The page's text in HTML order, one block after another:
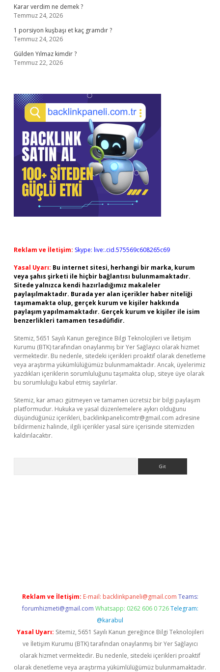
Karar verdim ne demek ?
Temmuz 24, 2026
1 porsiyon kuşbaşı et kaç gramdır ?
Temmuz 24, 2026
Gülden Yılmaz kimdir ?
Temmuz 22, 2026
Reklam ve İletişim: Skype: live:.cid.575569c608265c69
Yasal Uyarı: Bu internet sitesi, herhangi bir marka, kurum
veya şahıs şirketi ile hiçbir bağlantısı bulunmamaktadır.
Sitede yalnızca kendi hazırladığımız makaleler
paylaşılmaktadır. Burada yer alan içerikler haber niteliği
taşımamakta olup, gerçek kurum ve kişiler hakkında
paylaşım yapılmamaktadır. Gerçek kurum ve kişiler ile isim
benzerlikleri tamamen tesadüfidir.
Sitemiz, 5651 Sayılı Kanun gereğince Bilgi Teknolojileri ve İletişim
Kurumu (BTK) tarafından onaylanmış bir Yer Sağlayıcı olarak hizmet
vermektedir. Bu nedenle, sitedeki içerikleri proaktif olarak denetleme
veya araştırma yükümlülüğümüz bulunmamaktadır. Ancak, üyelerimiz
yazdıkları içeriklerin sorumluluğunu taşımakta olup, siteye üye olarak
bu sorumluluğu kabul etmiş sayılırlar.
Sitemiz, kar amacı gütmeyen ve tamamen ücretsiz bir bilgi paylaşım
platformudur. Hukuka ve yasal düzenlemelere aykırı olduğunu
düşündüğünüz içerikleri, backlinkpanelicomtr@gmail.com adresine
bildirmeniz halinde, ilgili içerikler yasal süre içerisinde sitemizden
kaldırılacaktır.
Reklam ve İletişim: E-mail: backlinkpaneli@gmail.com Teams:
forumhizmeti@gmail.com Whatsapp: 0262 606 0 726 Telegram:
@karabul
Yasal Uyarı: Sitemiz, 5651 Sayılı Kanun gereğince Bilgi Teknolojileri
ve İletişim Kurumu (BTK) tarafından onaylanmış bir Yer Sağlayıcı
olarak hizmet vermektedir. Bu nedenle, sitedeki içerikleri proaktif
olarak denetleme veya araştırma yükümlülüğümüz bulunmamaktadır.